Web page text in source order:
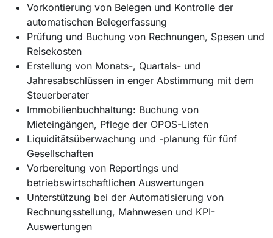
Vorkontierung von Belegen und Kontrolle der
automatischen Belegerfassung
Prüfung und Buchung von Rechnungen, Spesen und
Reisekosten
Erstellung von Monats-, Quartals- und
Jahresabschlüssen in enger Abstimmung mit dem
Steuerberater
Immobilienbuchhaltung: Buchung von
Mieteingängen, Pflege der OPOS-Listen
Liquiditätsüberwachung und -planung für fünf
Gesellschaften
Vorbereitung von Reportings und
betriebswirtschaftlichen Auswertungen
Unterstützung bei der Automatisierung von
Rechnungsstellung, Mahnwesen und KPI-
Auswertungen